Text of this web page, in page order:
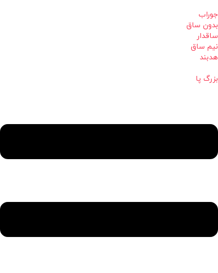
جوراب
بدون ساق
ساقدار
نیم ساق
هدبند
بزرگ پا